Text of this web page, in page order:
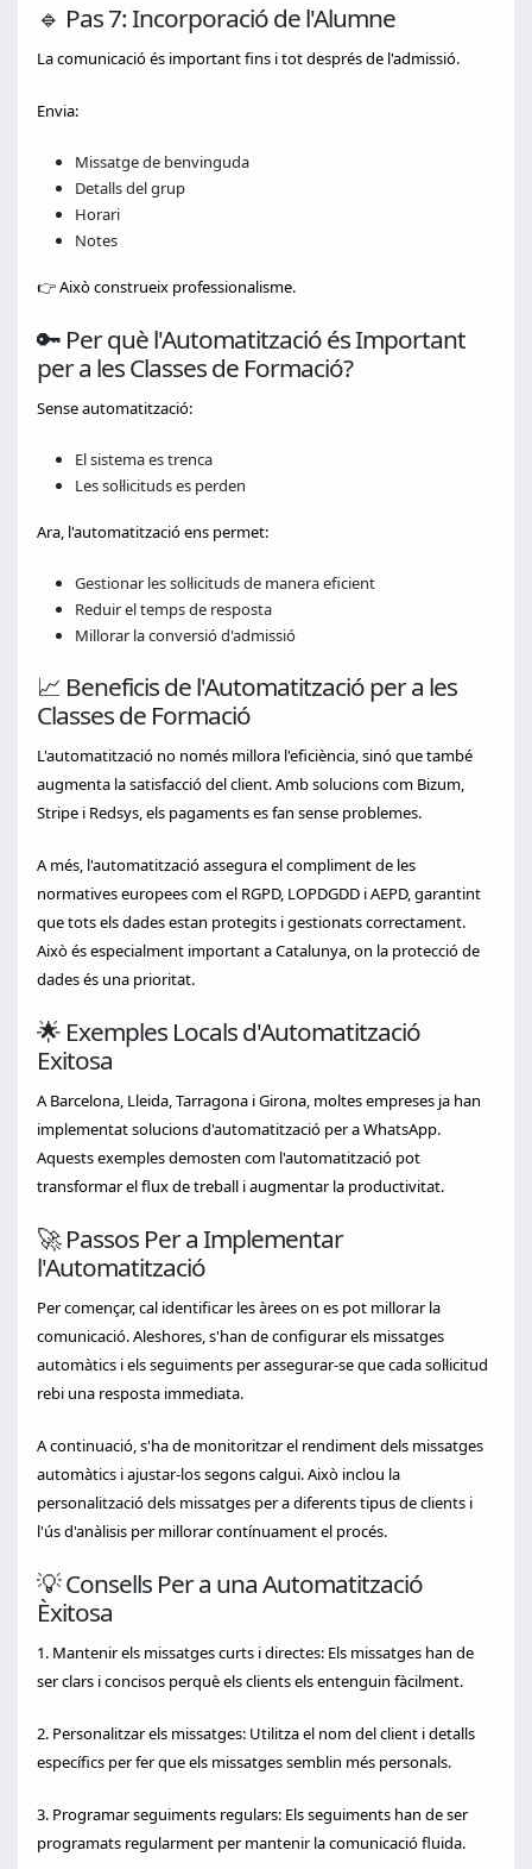
🔹 Pas 7: Incorporació de l'Alumne
La comunicació és important fins i tot després de l'admissió.
Envia:
Missatge de benvinguda
Detalls del grup
Horari
Notes
👉 Això construeix professionalisme.
🔑 Per què l'Automatització és Important
per a les Classes de Formació?
Sense automatització:
El sistema es trenca
Les sol·licituds es perden
Ara, l'automatització ens permet:
Gestionar les sol·licituds de manera eficient
Reduir el temps de resposta
Millorar la conversió d'admissió
📈 Beneficis de l'Automatització per a les
Classes de Formació
L'automatització no només millora l'eficiència, sinó que també
augmenta la satisfacció del client. Amb solucions com Bizum,
Stripe i Redsys, els pagaments es fan sense problemes.
A més, l'automatització assegura el compliment de les
normatives europees com el RGPD, LOPDGDD i AEPD, garantint
que tots els dades estan protegits i gestionats correctament.
Això és especialment important a Catalunya, on la protecció de
dades és una prioritat.
🌟 Exemples Locals d'Automatització
Exitosa
A Barcelona, Lleida, Tarragona i Girona, moltes empreses ja han
implementat solucions d'automatització per a WhatsApp.
Aquests exemples demosten com l'automatització pot
transformar el flux de treball i augmentar la productivitat.
🚀 Passos Per a Implementar
l'Automatització
Per començar, cal identificar les àrees on es pot millorar la
comunicació. Aleshores, s'han de configurar els missatges
automàtics i els seguiments per assegurar-se que cada sol·licitud
rebi una resposta immediata.
A continuació, s'ha de monitoritzar el rendiment dels missatges
automàtics i ajustar-los segons calgui. Això inclou la
personalització dels missatges per a diferents tipus de clients i
l'ús d'anàlisis per millorar contínuament el procés.
💡 Consells Per a una Automatització
Èxitosa
1. Mantenir els missatges curts i directes: Els missatges han de
ser clars i concisos perquè els clients els entenguin fàcilment.
2. Personalitzar els missatges: Utilitza el nom del client i detalls
específics per fer que els missatges semblin més personals.
3. Programar seguiments regulars: Els seguiments han de ser
programats regularment per mantenir la comunicació fluida.